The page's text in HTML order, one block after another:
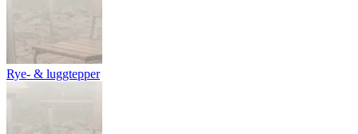
Rye- & luggtepper